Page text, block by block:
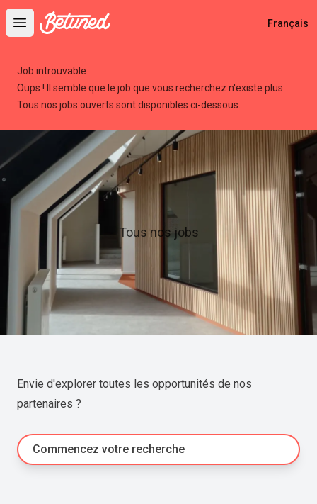
Open main menu
Betuned Français
Job introuvable
Oups ! Il semble que le job que vous recherchez n'existe plus.
Tous nos jobs ouverts sont disponibles ci-dessous.
Tous nos jobs
Envie d'explorer toutes les opportunités de nos
partenaires ?
Commencez votre recherche